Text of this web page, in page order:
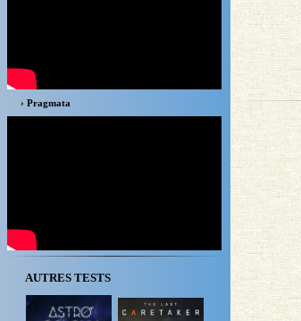
› Pragmata
AUTRES TESTS